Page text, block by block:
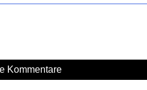
Kommentare